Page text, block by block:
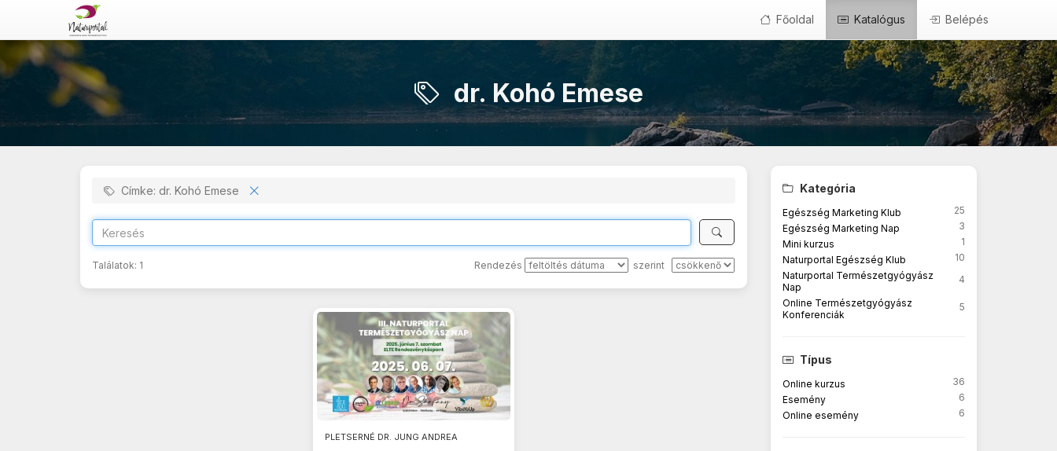
Főoldal Katalógus Belépés
dr. Kohó Emese
Kategória
Egészség Marketing Klub
25
Egészség Marketing Nap
3
Mini kurzus
1
Naturportal Egészség Klub
10
Naturportal Természetgyógyász
Nap
4
Online Természetgyógyász
Konferenciák
5
Típus
Online kurzus
36
Esemény
6
Online esemény
6
Címke: dr. Kohó Emese
Találatok: 1 Rendezés szerint
PLETSERNÉ DR. JUNG ANDREA